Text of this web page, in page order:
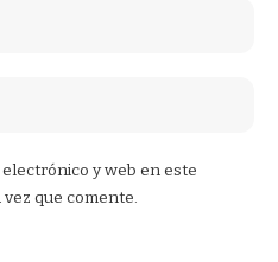
y web en este
que comente.